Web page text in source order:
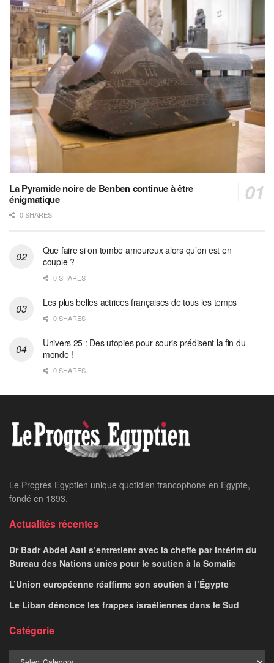
La Pyramide noire de Benben continue à être
énigmatique
0 SHARES
Que faire si on tombe amoureux alors qu’on est en
couple ?
0 SHARES
Les plus belles actrices françaises de tous les temps
0 SHARES
Univers 25 : Des utopies pour souris prédisent la fin du
monde !
0 SHARES
Le Progrès Egyptien unique quotidien francophone en Egypte,
fondé en 1893.
Actualités récentes
Dr Badr Abdel Aati s’entretient avec la cheffe par intérim du
Bureau des Nations unies pour le soutien à la Somalie
L’Union européenne réaffirme son soutien à l’Égypte
Le Liban dénonce les frappes israéliennes dans le Sud
Catégorie